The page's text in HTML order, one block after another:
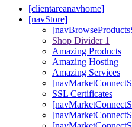
[clientareanavhome]
[navStore]
Shop Divider 1
Amazing Products
Amazing Hosting
Amazing Services
SSL Certificates